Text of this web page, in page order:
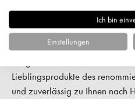
Sie suchen nach
Feuchtigkeit spendet, die
Falten aufpolstert? Dann
Lieblingsprodukte des
und zuverlässig zu Ihnen nach
Ich bin
Einstellungen